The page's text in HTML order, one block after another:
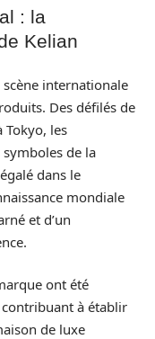
: la
Kelian
scène internationale
Des défilés de
Tokyo, les
de la
dans le
mondiale
et d’un
ont été
à établir
de luxe